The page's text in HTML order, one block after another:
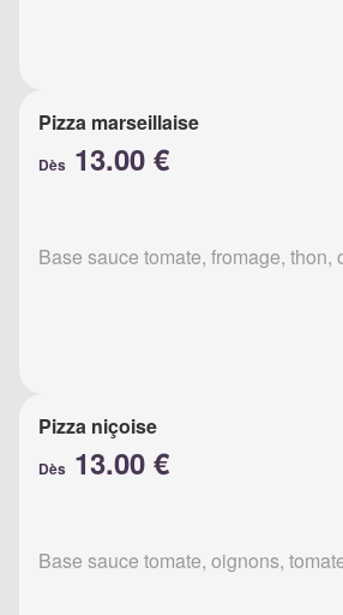
Pizza marseillaise
Dès 13.00 €
Base sauce tomate, fromage, thon,
Pizza niçoise
Dès 13.00 €
Base sauce tomate, oignons,